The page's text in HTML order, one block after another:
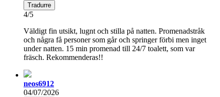
Tradurre
4/5
Väldigt fin utsikt, lugnt och stilla på natten. Promenadstråk
och några få personer som går och springer förbi men inget
under natten. 15 min promenad till 24/7 toalett, som var
fräsch. Rekommenderas!!
neos6912
04/07/2026